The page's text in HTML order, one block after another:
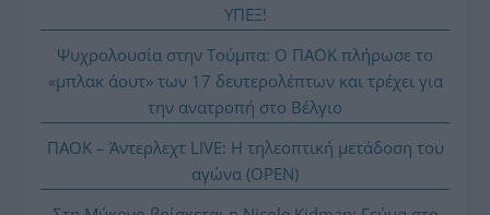
ΥΠΕΞ!
Ψυχρολουσία στην Τούμπα: Ο ΠΑΟΚ πλήρωσε το
«μπλακ άουτ» των 17 δευτερολέπτων και τρέχει για
την ανατροπή στο Βέλγιο
ΠΑΟΚ – Άντερλεχτ LIVE: Η τηλεοπτική μετάδοση του
αγώνα (OPEN)